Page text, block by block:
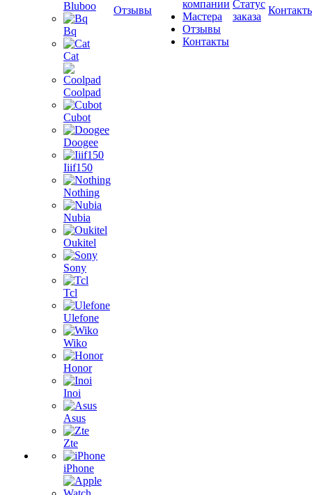
Bluboo
Bq
Cat
Coolpad
Cubot
Doogee
Iiif150
Nothing
Nubia
Oukitel
Sony
Tcl
Ulefone
Wiko
Honor
Inoi
Asus
Zte
iPhone
Отзывы
компании
Мастера
Отзывы
Контакты
Статус
заказа